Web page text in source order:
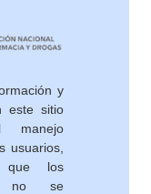
y
este sitio
manejo
usuarios,
que los
no se